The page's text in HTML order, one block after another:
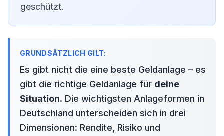
geschützt.
Es gibt nicht die eine beste Geldanlage – es
gibt die richtige Geldanlage für deine
Situation. Die wichtigsten Anlageformen in
Deutschland unterscheiden sich in drei
Dimensionen: Rendite, Risiko und